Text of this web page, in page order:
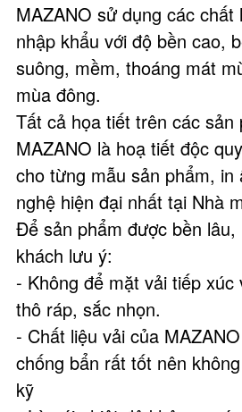
MAZANO sử dụng các chất
nhập khẩu với độ bền cao,
suông, mềm, thoáng mát
mùa đông.
Tất cả họa tiết trên các sản
MAZANO là hoạ tiết độc
cho từng mẫu sản phẩm, in
nghệ hiện đại nhất tại Nhà
Để sản phẩm được bền
khách lưu ý:
- Không để mặt vải tiếp xúc
thô ráp, sắc nhọn.
- Chất liệu vải của
chống bẩn rất tốt nên
kỹ